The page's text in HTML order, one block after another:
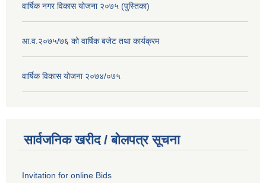
वार्षिक नगर विकास योजना २०७५ (पुस्तिका)
आ.व.२०७५/७६ को वार्षिक बजेट तथा कार्यक्रम
वार्षिक विकास योजना २०७४/०७५
सार्वजनिक खरीद / बोलपत्र सूचना
Invitation for online Bids